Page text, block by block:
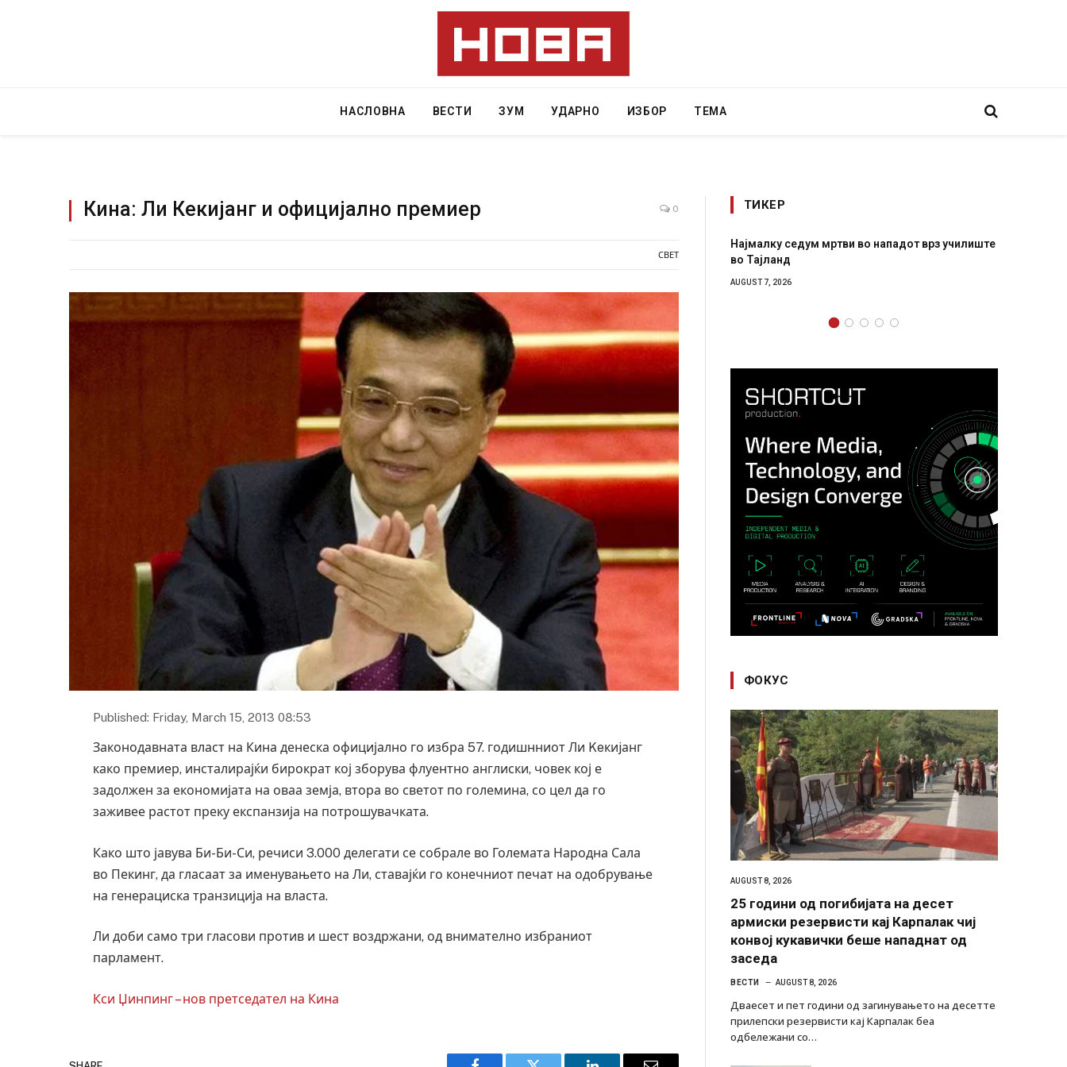
НАСЛОВНА ВЕСТИ ЗУМ УДАРНО ИЗБОР ТЕМА
Кина: Ли Кекијанг и официјално премиер 0
СВЕТ
Published: Friday, March 15, 2013 08:53
Законодавната власт на Кина денеска официјално го избра 57. годишнниот Ли Keкиjанг
како премиер, инсталирајќи бирократ кој зборува флуентно англиски, човек кој е
задолжен за економијата на оваа земја, втора во светот по големина, со цел да го
заживее растот преку експанзија на потрошувачката.
Како што јавува Би-Би-Си, речиси 3.000 делегати се собрале во Големата Народна Сала
во Пекинг, да гласаат за именувањето на Ли, ставајќи го конечниот печат на одобрување
на генерациска транзиција на власта.
Ли доби само три гласови против и шест воздржани, од внимателно избраниот
парламент.
Кси Џинпинг – нов претседател на Кина
ТИКЕР
Најмалку седум мртви во нападот врз училиште
СОЗИС: Украинците повеќе им
ФОКУС
AUGUST 8, 2026
25 години од погибијата на десет
армиски резервисти кај Карпалак чиј
конвој кукавички беше нападнат од
заседа
ВЕСТИ AUGUST 8, 2026
Дваесет и пет години од загинувањето на десетте
прилепски резервисти кај Карпалак беа
одбележани со…